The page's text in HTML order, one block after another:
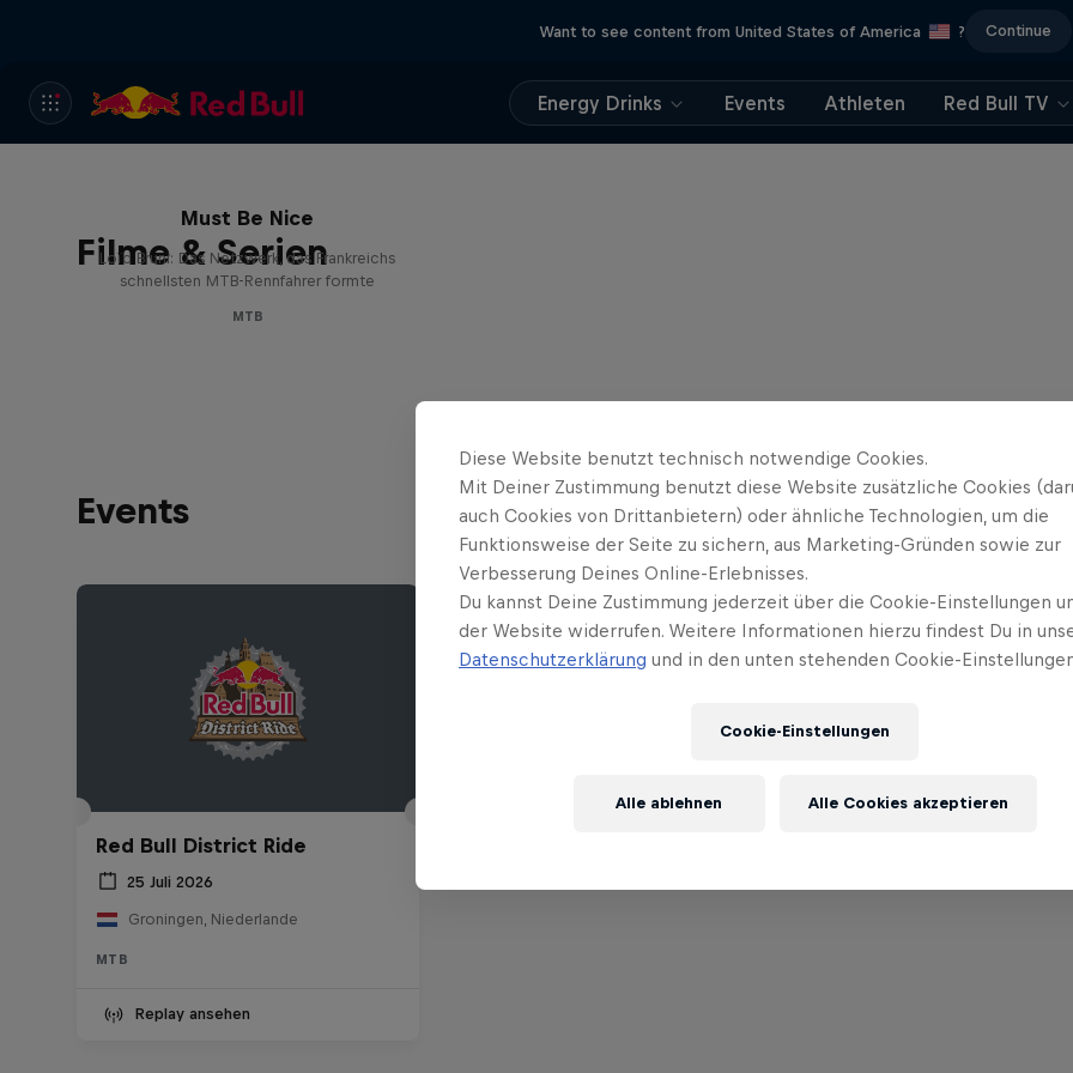
Want to see content from United States of America ? Continue
Energy Drinks Events Athleten Red Bull TV
Filme & Serien
Must Be Nice
Loïc Bruni: Das Netzwerk, das Frankreichs
schnellsten MTB-Rennfahrer formte
MTB
Events
Red Bull District Ride
25 Juli 2026
Groningen, Niederlande
MTB
Replay ansehen
Diese Website benutzt technisch notwendige Cookies.
Mit Deiner Zustimmung benutzt diese Website zusätzliche Cookies
auch Cookies von Drittanbietern) oder ähnliche Technologien, um die
Funktionsweise der Seite zu sichern, aus Marketing-Gründen sowie zur
Verbesserung Deines Online-Erlebnisses.
Du kannst Deine Zustimmung jederzeit über die Cookie-Einstellungen
der Website widerrufen. Weitere Informationen hierzu findest Du in
Datenschutzerklärung und in den unten stehenden Cookie-
Cookie-Einstellungen
Alle ablehnen Alle Cookies akzeptieren